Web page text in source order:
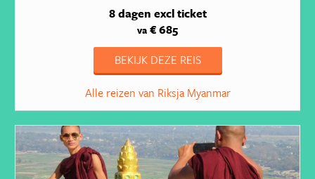
8 dagen excl ticket
va € 685
BEKIJK DEZE REIS
Alle reizen van Riksja Myanmar